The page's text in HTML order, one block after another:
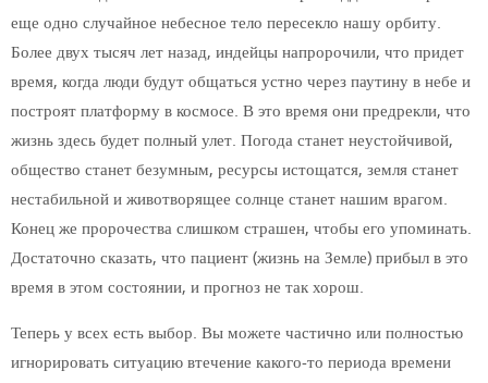
еще одно случайное небесное тело пересекло нашу орбиту.
Более двух тысяч лет назад, индейцы напророчили, что придет
время, когда люди будут общаться устно через паутину в небе и
построят платформу в космосе. В это время они предрекли, что
жизнь здесь будет полный улет. Погода станет неустойчивой,
общество станет безумным, ресурсы истощатся, земля станет
нестабильной и животворящее солнце станет нашим врагом.
Конец же пророчества слишком страшен, чтобы его упоминать.
Достаточно сказать, что пациент (жизнь на Земле) прибыл в это
время в этом состоянии, и прогноз не так хорош.
Теперь у всех есть выбор. Вы можете частично или полностью
игнорировать ситуацию втечение какого-то периода времени